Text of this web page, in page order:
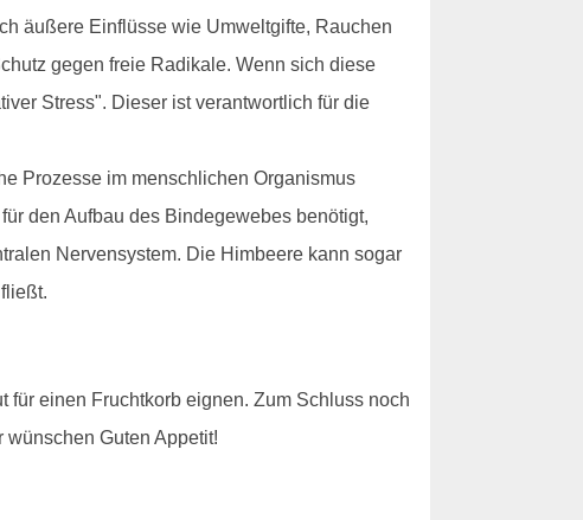
äußere Einflüsse wie Umweltgifte, Rauchen
gegen freie Radikale. Wenn sich diese
Stress". Dieser ist verantwortlich für die
Prozesse im menschlichen Organismus
den Aufbau des Bindegewebes benötigt,
Nervensystem. Die Himbeere kann sogar
für einen Fruchtkorb eignen. Zum Schluss noch
Guten Appetit!